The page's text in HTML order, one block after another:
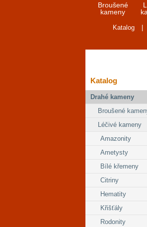
Broušené
kameny
Katalog
Katalog
Drahé kameny
Broušené
Léčivé kameny
Amazonity
Ametysty
Bílé křemeny
Citriny
Hematity
Křišťály
Rodonity